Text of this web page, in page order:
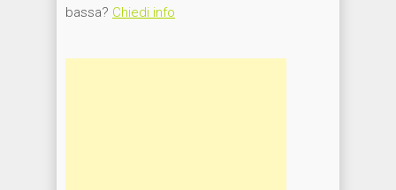
bassa? Chiedi info